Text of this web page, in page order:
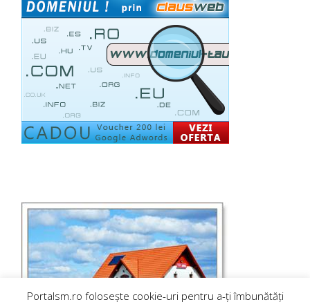
Portalsm.ro folosește cookie-uri pentru a-ți îmbunătăți